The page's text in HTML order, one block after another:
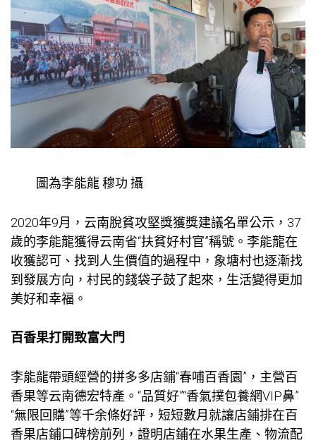
圖為李能龍 穆功 攝
2020年9月，云南脫貧攻堅獎獲獎建議名單公示，37
歲的李能龍獲得云南省“扶貧好村官”稱號。李能龍在
收獲認可、找到人生價值的過程中，象塘村也逐漸找
到發展方向，村民的錢袋子鼓了起來，生活變得更加
美好和幸福。
百香果打開致富大門
李能龍帶頭經營的拼多多店鋪“春哺百香園”，主營百
香果等云南德宏特產。“品質好”“香氣撲包養網VIP鼻”
“無限回購”等千余條好評，短短數月就讓店鋪排在百
香果店鋪口碑榜前列，證明店鋪在水果生產、物流配